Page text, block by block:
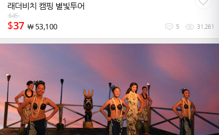
래더비치 캠핑 별빛투어
$45
$37 ￦ 53,100 5 31,261